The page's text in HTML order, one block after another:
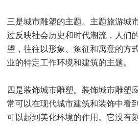
三是城市雕塑的主题。主题旅游城
过反映社会历史和时代潮流，人们
望，往往以形象、象征和寓意的方
业的特定工作环境和建筑的主题。
四是装饰城市雕塑。装饰城市雕塑
常可以在现代城市建筑和装饰中看
可以起到美化环境的作用。它没有